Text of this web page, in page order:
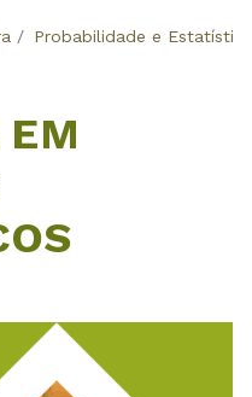
/ Probabilidade e Estatística
EM